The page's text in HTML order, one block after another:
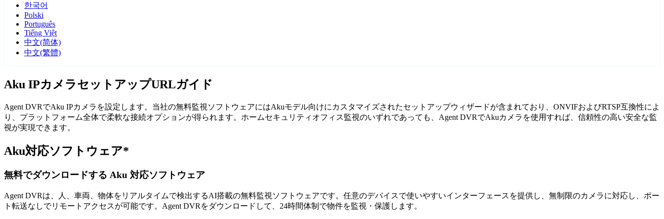
한국어
Polski
Português
Tiếng Việt
中文(简体)
中文(繁體)
Aku IPカメラセットアップURLガイド
Agent DVRでAku IPカメラを設定します。当社の無料監視ソフトウェアにはAkuモデル向けにカスタマイズされたセットアップウィザードが含まれており、ONVIFおよびRTSP互換性によ
り、プラットフォーム全体で柔軟な接続オプションが得られます。ホームセキュリティオフィス監視のいずれであっても、Agent DVRでAkuカメラを使用すれば、信頼性の高い安全な監
視が実現できます。
Aku対応ソフトウェア*
無料でダウンロードする Aku 対応ソフトウェア
Agent DVRは、人、車両、物体をリアルタイムで検出するAI搭載の無料監視ソフトウェアです。任意のデバイスで使いやすいインターフェースを提供し、無制限のカメラに対応し、ポー
ト転送なしでリモートアクセスが可能です。Agent DVRをダウンロードして、24時間体制で物件を監視・保護します。